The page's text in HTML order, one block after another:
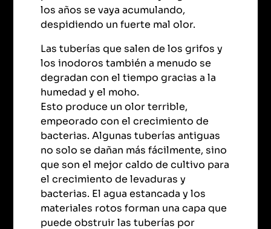
los años se vaya acumulando,
despidiendo un fuerte mal olor.
Las tuberías que salen de los grifos y
los inodoros también a menudo se
degradan con el tiempo gracias a la
humedad y el moho.
Esto produce un olor terrible,
empeorado con el crecimiento de
bacterias. Algunas tuberías antiguas
no solo se dañan más fácilmente, sino
que son el mejor caldo de cultivo para
el crecimiento de levaduras y
bacterias. El agua estancada y los
materiales rotos forman una capa que
puede obstruir las tuberías por